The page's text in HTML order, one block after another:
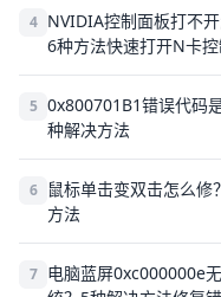
4 NVIDIA控制面板打不开
6种方法快速打开N卡
5 0x800701B1错误代码
种解决方法
6
鼠标单击变双击怎么修
方法
7 电脑蓝屏0xc000000e